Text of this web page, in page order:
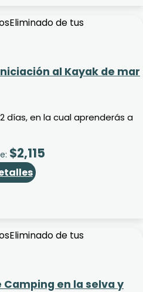
Eliminado de tus
al Kayak de mar
días, en la cual aprenderás a
$2,115
Eliminado de tus
en la selva y